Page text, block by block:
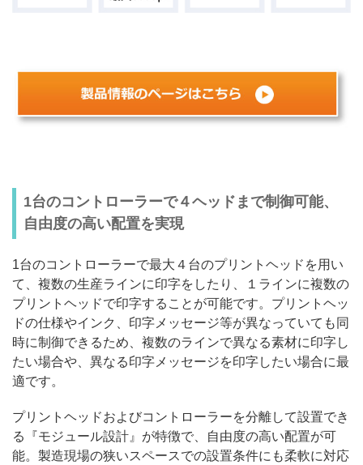
1台のコントローラーで４ヘッドまで制御可能、
自由度の高い配置を実現
1台のコントローラーで最大４台のプリントヘッドを用い
て、複数の生産ラインに印字をしたり、１ラインに複数の
プリントヘッドで印字することが可能です。プリントヘッ
ドの仕様やインク、印字メッセージ等が異なっていても同
時に制御できるため、複数のラインで異なる素材に印字し
たい場合や、異なる印字メッセージを印字したい場合に最
適です。
プリントヘッドおよびコントローラーを分離して設置でき
る『モジュール設計』が特徴で、自由度の高い配置が可
能。製造現場の狭いスペースでの設置条件にも柔軟に対応